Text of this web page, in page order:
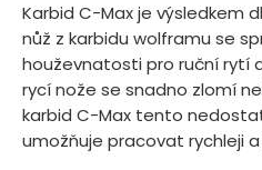
Karbid C-Max je výsledkem
nůž z karbidu wolframu se
houževnatosti pro ruční rytí
rycí nože se snadno zlomí
karbid C-Max tento
umožňuje pracovat rychleji a